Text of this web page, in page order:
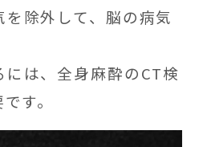
除外して、脳の病気
は、全身麻酔のCT検
す。